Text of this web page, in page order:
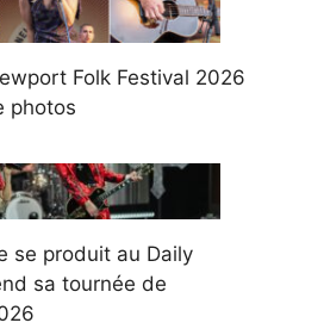
Folk Festival 2026
photos
se produit au Daily
sa tournée de